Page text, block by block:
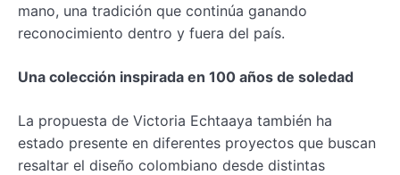
mano, una tradición que continúa ganando
reconocimiento dentro y fuera del país.
Una colección inspirada en 100 años de soledad
La propuesta de Victoria Echtaaya también ha
estado presente en diferentes proyectos que buscan
resaltar el diseño colombiano desde distintas